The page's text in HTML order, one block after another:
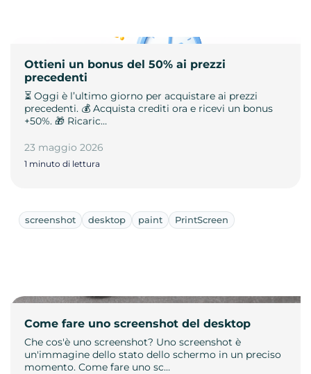
Ottieni un bonus del 50% ai prezzi
precedenti
⏳ Oggi è l’ultimo giorno per acquistare ai prezzi
precedenti. 💰 Acquista crediti ora e ricevi un bonus
+50%. 🎁 Ricaric…
23 maggio 2026
1 minuto di lettura
screenshot desktop paint PrintScreen
Come fare uno screenshot del desktop
Che cos'è uno screenshot? Uno screenshot è
un'immagine dello stato dello schermo in un preciso
momento. Come fare uno sc…